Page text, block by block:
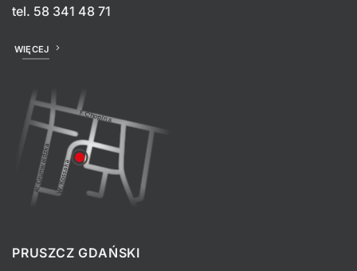
tel. 58 341 48 71
WIĘCEJ
PRUSZCZ GDAŃSKI